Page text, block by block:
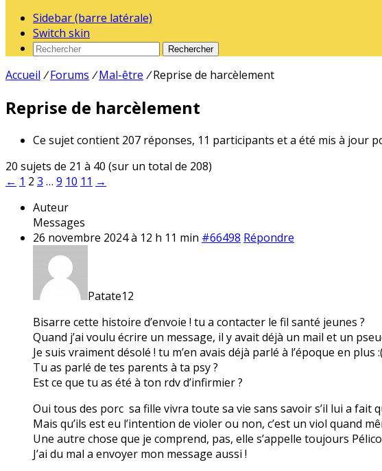
Sidebar (barre latérale)
Switch skin
Rechercher
Accueil / Forums / Mal-être / Reprise de harcèlement
Reprise de harcèlement
Ce sujet contient 207 réponses, 11 participants et a été mis à jour
20 sujets de 21 à 40 (sur un total de 208)
← 1 2 3 … 9 10 11 →
Auteur
Messages
26 novembre 2024 à 12 h 11 min #66498 Répondre
Patate12
Bisarre cette histoire d’envoie ! tu a contacter le fil santé jeunes ?
Quand j’ai voulu écrire un message, il y avait déjà un mail et un
Je suis vraiment désolé ! tu m’en avais déjà parlé à l’époque en
Tu as parlé de tes parents à ta psy ?
Est ce que tu as été à ton rdv d’infirmier ?
Oui tous des porc sa fille vivra toute sa vie sans savoir s’il lui a fait
Mais qu’ils est eu l’intention de violer ou non, c’est un viol quand
Une autre chose que je comprend, pas, elle s’appelle toujours
J’ai du mal a envoyer mon message aussi !